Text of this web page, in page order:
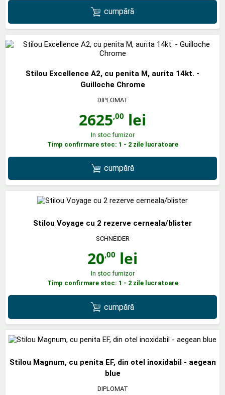
cumpără
Stilou Excellence A2, cu penita M, aurita 14kt. -
Guilloche Chrome
DIPLOMAT
2625,00 lei
In stoc furnizor
Timp confirmare stoc: 1 - 2 zile lucratoare
cumpără
Stilou Voyage cu 2 rezerve cerneala/blister
SCHNEIDER
20,00 lei
In stoc furnizor
Timp confirmare stoc: 1 - 2 zile lucratoare
cumpără
Stilou Magnum, cu penita EF, din otel inoxidabil - aegean
blue
DIPLOMAT